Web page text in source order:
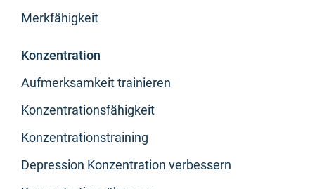
Merkfähigkeit
Konzentration
Aufmerksamkeit trainieren
Konzentrationsfähigkeit
Konzentrationstraining
Depression Konzentration verbessern